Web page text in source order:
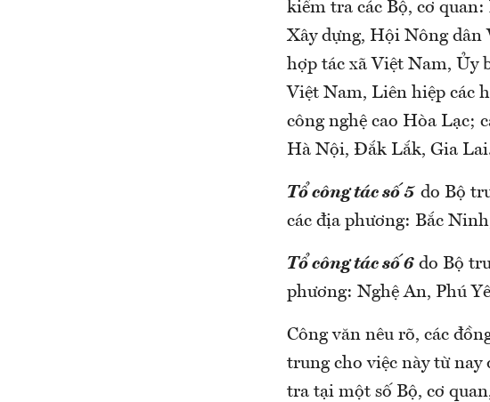
kiểm tra các Bộ, cơ
Xây dựng, Hội Nông
hợp tác xã Việt Nam, Ủy
Việt Nam, Liên hiệp các
công nghệ cao Hòa Lạc;
Hà Nội, Đắk Lắk, Gia
Tổ công tác số 5 do Bộ
các địa phương: Bắc
Tổ công tác số 6 do Bộ
phương: Nghệ An, Phú
Công văn nêu rõ, các
trung cho việc này từ
tra tại một số Bộ, cơ